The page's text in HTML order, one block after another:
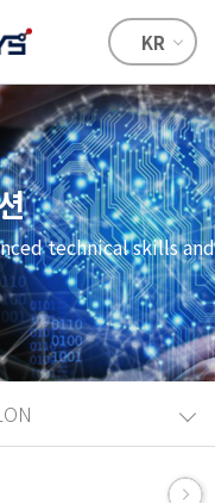
KR
technical skills and